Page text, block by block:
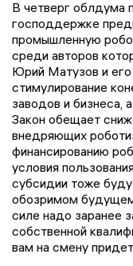
В четверг облдума
господдержке
промышленную
среди авторов
Юрий Матузов и его
стимулирование
заводов и бизнеса,
Закон обещает
внедряющих
финансированию
условия
субсидии тоже
обозримом
силе надо заранее
собственной
вам на смену